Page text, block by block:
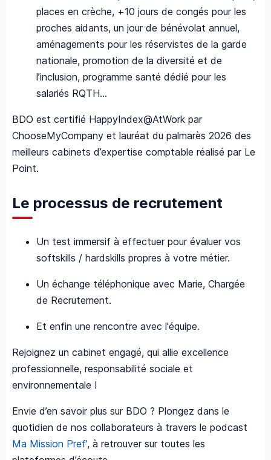
places en crèche, +10 jours de congés pour les
proches aidants, un jour de bénévolat annuel,
aménagements pour les réservistes de la garde
nationale, promotion de la diversité et de
l’inclusion, programme santé dédié pour les
salariés RQTH…
BDO est certifié HappyIndex@AtWork par
ChooseMyCompany et lauréat du palmarès 2026 des
meilleurs cabinets d’expertise comptable réalisé par Le
Point.
Le processus de recrutement
Un test immersif à effectuer pour évaluer vos
softskills / hardskills propres à votre métier.
Un échange téléphonique avec Marie, Chargée
de Recrutement.
Et enfin une rencontre avec l'équipe.
Rejoignez un cabinet engagé, qui allie excellence
professionnelle, responsabilité sociale et
environnementale !
Envie d’en savoir plus sur BDO ? Plongez dans le
quotidien de nos collaborateurs à travers le podcast
Ma Mission Pref', à retrouver sur toutes les